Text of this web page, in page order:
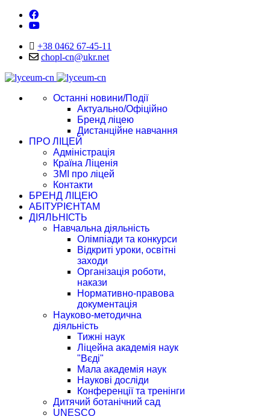
+38 0462 67-45-11
chopl-cn@ukr.net
Останні новини/Події
Актуально/Офіційно
Бренд ліцею
Дистанційне навчання
ПРО ЛІЦЕЙ
Адміністрація
Країна Ліценія
ЗМІ про ліцей
Контакти
БРЕНД ЛІЦЕЮ
АБІТУРІЄНТАМ
ДІЯЛЬНІСТЬ
Навчальна діяльність
Олімпіади та конкурси
Відкриті уроки, освітні
заходи
Організація роботи,
накази
Нормативно-правова
документація
Науково-методична
діяльність
Тижні наук
Ліцейна академія наук
"Вєді"
Мала академія наук
Наукові досліди
Конференції та тренінги
Дитячий ботанічний сад
UNESCO